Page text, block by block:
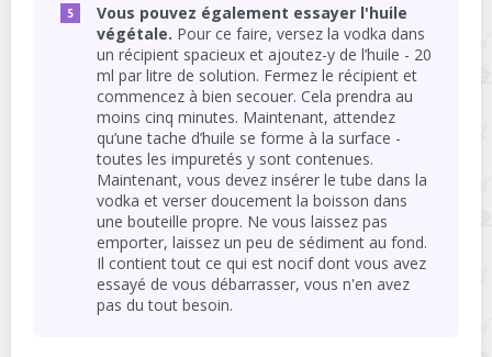
Vous pouvez également essayer l'huile
végétale. Pour ce faire, versez la vodka dans
un récipient spacieux et ajoutez-y de l’huile - 20
ml par litre de solution. Fermez le récipient et
commencez à bien secouer. Cela prendra au
moins cinq minutes. Maintenant, attendez
qu’une tache d’huile se forme à la surface -
toutes les impuretés y sont contenues.
Maintenant, vous devez insérer le tube dans la
vodka et verser doucement la boisson dans
une bouteille propre. Ne vous laissez pas
emporter, laissez un peu de sédiment au fond.
Il contient tout ce qui est nocif dont vous avez
essayé de vous débarrasser, vous n'en avez
pas du tout besoin.